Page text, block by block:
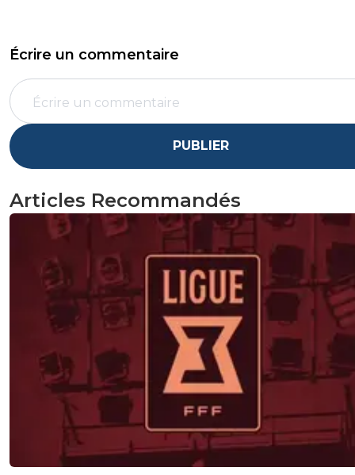
Écrire un commentaire
PUBLIER
Articles Recommandés